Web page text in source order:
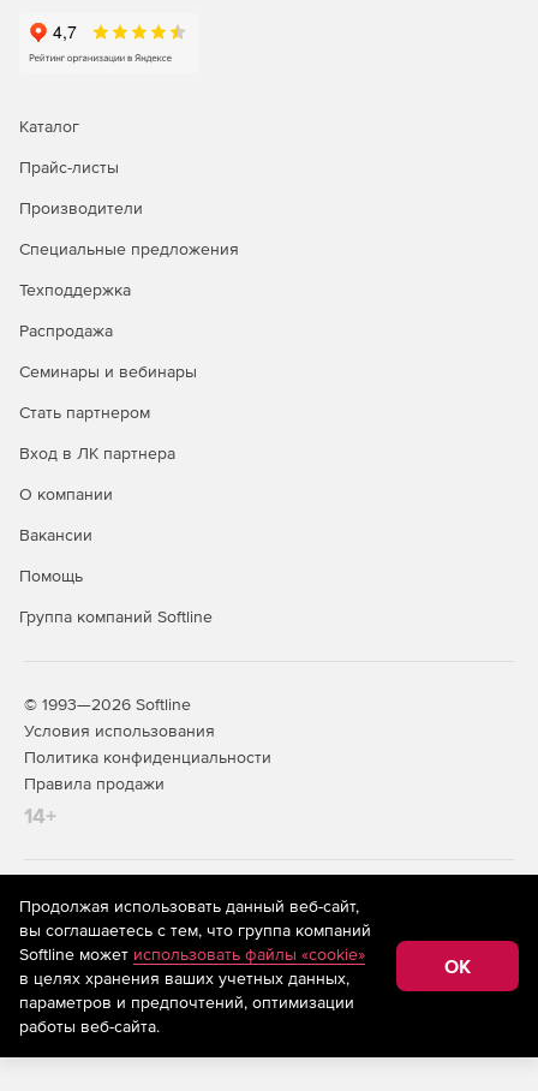
Каталог
Прайс-листы
Производители
Специальные предложения
Техподдержка
Распродажа
Семинары и вебинары
Стать партнером
Вход в ЛК партнера
О компании
Вакансии
Помощь
Группа компаний Softline
© 1993—2026 Softline
Условия использования
Политика конфиденциальности
Правила продажи
14+
На информационном ресурсе store.softline.ru применяются
рекомендательные технологии
(информационные технологии
предоставления информации на основе сбора,
систематизации и анализа сведений, относящихся к
предпочтениям пользователей сети «Интернет»,
находящихся на территории Российской Федерации)
Продолжая использовать данный веб-сайт,
вы соглашаетесь с тем, что группа компаний
Softline может использовать файлы «cookie»
в целях хранения ваших учетных данных,
параметров и предпочтений, оптимизации
работы веб-сайта.
OK